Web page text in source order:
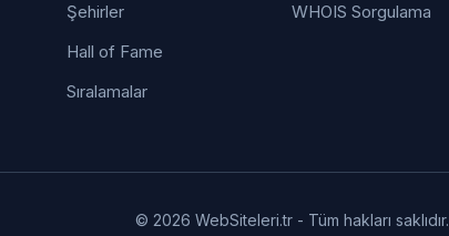
Şehirler
Hall of Fame
Sıralamalar
WHOIS Sorgulama
© 2026 WebSiteleri.tr - Tüm hakları saklıdır.